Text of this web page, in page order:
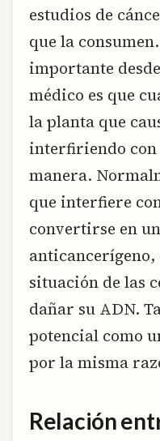
estudios de
que la
importante
médico es que
la planta que
interfiriendo con
manera.
que interfiere
convertirse en
situación de las
dañar su ADN.
potencial como
por la misma
Relación